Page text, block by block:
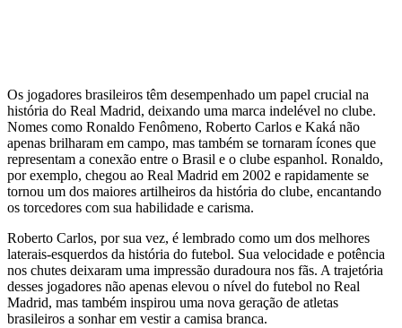
Os jogadores brasileiros têm desempenhado um papel crucial na
história do Real Madrid, deixando uma marca indelével no clube.
Nomes como Ronaldo Fenômeno, Roberto Carlos e Kaká não
apenas brilharam em campo, mas também se tornaram ícones que
representam a conexão entre o Brasil e o clube espanhol. Ronaldo,
por exemplo, chegou ao Real Madrid em 2002 e rapidamente se
tornou um dos maiores artilheiros da história do clube, encantando
os torcedores com sua habilidade e carisma.
Roberto Carlos, por sua vez, é lembrado como um dos melhores
laterais-esquerdos da história do futebol. Sua velocidade e potência
nos chutes deixaram uma impressão duradoura nos fãs. A trajetória
desses jogadores não apenas elevou o nível do futebol no Real
Madrid, mas também inspirou uma nova geração de atletas
brasileiros a sonhar em vestir a camisa branca.